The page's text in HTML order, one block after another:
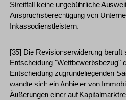
Streitfall keine ungebührliche
Anspruchsberechtigung von
Inkassodienstleistern.
[35] Die Revisionserwiderung beruft
Entscheidung "Wettbewerbsbezug"
Entscheidung zugrundeliegenden
wandte sich ein Anbieter von
Äußerungen einer auf